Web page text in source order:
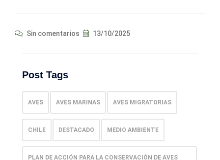
Sin comentarios 13/10/2025
Post Tags
AVES AVES MARINAS AVES MIGRATORIAS
CHILE DESTACADO MEDIO AMBIENTE
PLAN DE ACCIÓN PARA LA CONSERVACIÓN DE AVES